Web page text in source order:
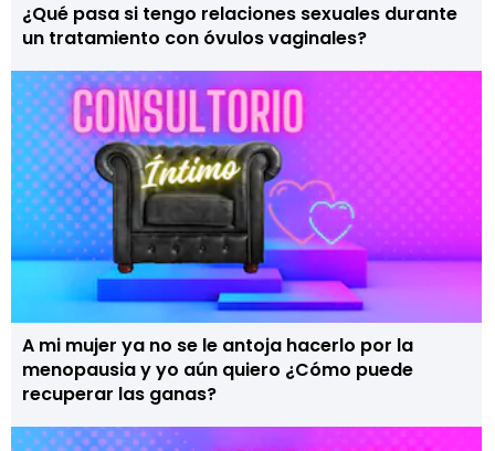
¿Qué pasa si tengo relaciones sexuales durante
un tratamiento con óvulos vaginales?
A mi mujer ya no se le antoja hacerlo por la
menopausia y yo aún quiero ¿Cómo puede
recuperar las ganas?